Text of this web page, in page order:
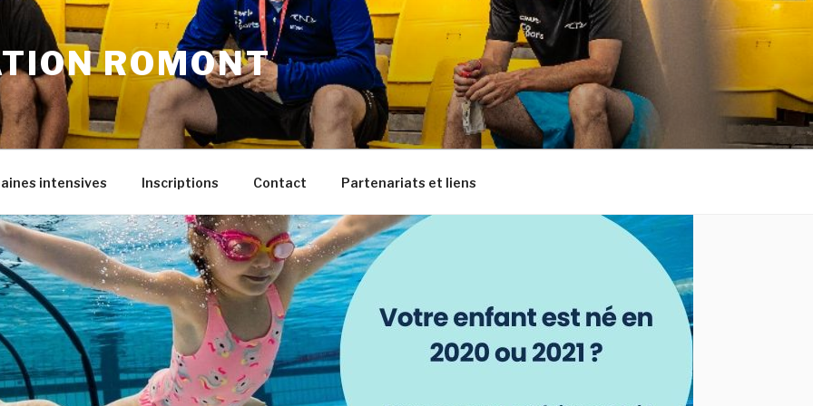
ROMONT
intensives Inscriptions Contact Partenariats et liens